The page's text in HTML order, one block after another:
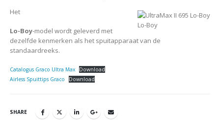
Lo-Boy
Het
Lo-Boy-model wordt geleverd met
dezelfde kenmerken als het spuitapparaat van de
standaardreeks.
Catalogus Graco Ultra Max
Download
Airless Spuittips Graco
Download
SHARE